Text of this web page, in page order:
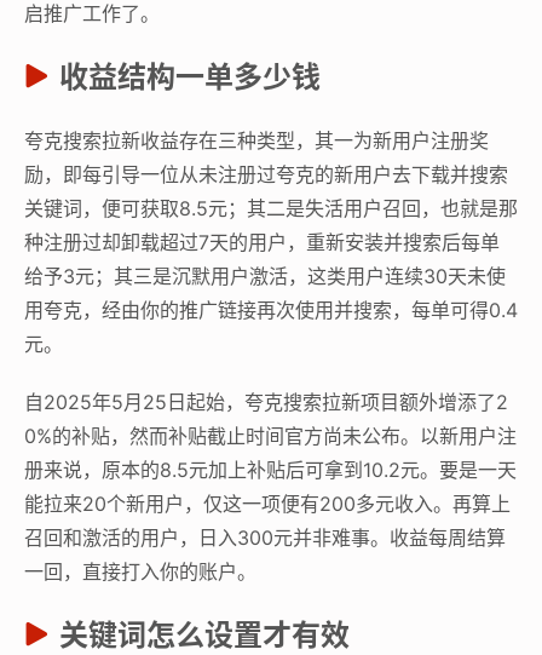
启推广工作了。
收益结构一单多少钱
夸克搜索拉新收益存在三种类型，其一为新用户注册奖
励，即每引导一位从未注册过夸克的新用户去下载并搜索
关键词，便可获取8.5元；其二是失活用户召回，也就是那
种注册过却卸载超过7天的用户，重新安装并搜索后每单
给予3元；其三是沉默用户激活，这类用户连续30天未使
用夸克，经由你的推广链接再次使用并搜索，每单可得0.4
元。
自2025年5月25日起始，夸克搜索拉新项目额外增添了2
0%的补贴，然而补贴截止时间官方尚未公布。以新用户注
册来说，原本的8.5元加上补贴后可拿到10.2元。要是一天
能拉来20个新用户，仅这一项便有200多元收入。再算上
召回和激活的用户，日入300元并非难事。收益每周结算
一回，直接打入你的账户。
关键词怎么设置才有效